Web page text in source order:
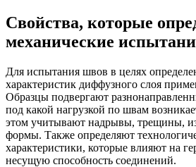
Свойства, которые
механические
Для испытания швов в целях
характеристик диффузного слоя
Образцы подвергают
под какой нагрузкой по швам
этом учитывают надрывы, трещины,
формы. Также определяют
характеристики, которые влияют на
несущую способность соединений.